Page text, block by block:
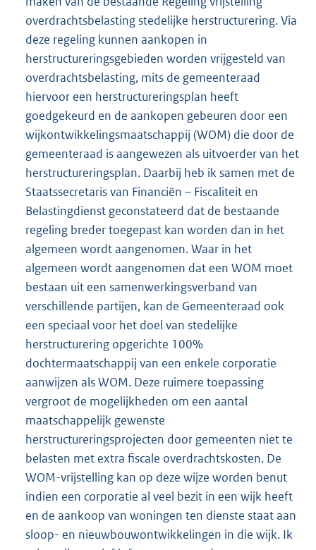
overdrachtsbelasting stedelijke herstructurering. Via
deze regeling kunnen aankopen in
herstructureringsgebieden worden vrijgesteld van
overdrachtsbelasting, mits de gemeenteraad
hiervoor een herstructureringsplan heeft
goedgekeurd en de aankopen gebeuren door een
wijkontwikkelingsmaatschappij (WOM) die door de
gemeenteraad is aangewezen als uitvoerder van het
herstructureringsplan. Daarbij heb ik samen met de
Staatssecretaris van Financiën – Fiscaliteit en
Belastingdienst geconstateerd dat de bestaande
regeling breder toegepast kan worden dan in het
algemeen wordt aangenomen. Waar in het
algemeen wordt aangenomen dat een WOM moet
bestaan uit een samenwerkingsverband van
verschillende partijen, kan de Gemeenteraad ook
een speciaal voor het doel van stedelijke
herstructurering opgerichte 100%
dochtermaatschappij van een enkele corporatie
aanwijzen als WOM. Deze ruimere toepassing
vergroot de mogelijkheden om een aantal
maatschappelijk gewenste
herstructureringsprojecten door gemeenten niet te
belasten met extra fiscale overdrachtskosten. De
WOM-vrijstelling kan op deze wijze worden benut
indien een corporatie al veel bezit in een wijk heeft
en de aankoop van woningen ten dienste staat aan
sloop- en nieuwbouwontwikkelingen in die wijk. Ik